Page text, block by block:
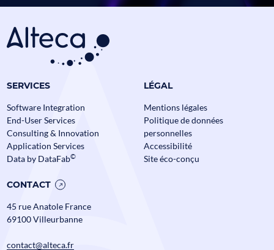
SERVICES
Software Integration
End-User Services
Consulting & Innovation
Application Services
Data by DataFab©
LÉGAL
Mentions légales
Politique de données
personnelles
Accessibilité
Site éco-conçu
CONTACT
45 rue Anatole France
69100 Villeurbanne
contact@alteca.fr